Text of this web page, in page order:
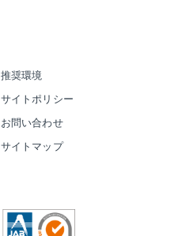
推奨環境
サイトポリシー
お問い合わせ
サイトマップ